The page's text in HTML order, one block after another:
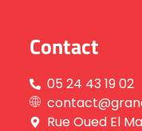
Contact
05 24 43 19 02
Rue Oued El